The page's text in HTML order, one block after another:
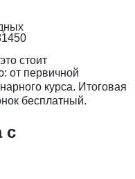
стоит
от первичной
курса. Итоговая
бесплатный.
с